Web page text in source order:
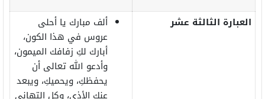
العبارة الثالثة عشر
ألف مبارك يا أحلى
عروس في هذا الكون،
أبارك لكِ زفافك الميمون،
وأدعو الله تعالى أن
يحفظكِ، ويحميكِ، ويبعد
عنك الأذى، وكل التهاني